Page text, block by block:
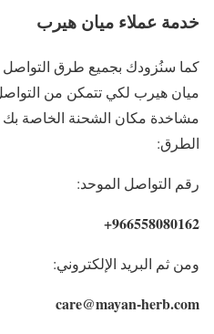
خدمة عملاء ميان هيرب
كما سنُزودك بجميع طرق
ميان هيرب لكي تتمكن من
مشاخدة مكان الشحنة الخاصة بك
الطرق:
رقم التواصل الموحد:
966558080162+
ومن ثم البريد الإلكتروني:
care@mayan-herb.com